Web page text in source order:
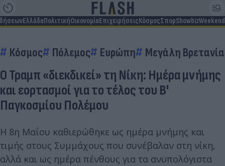
ΕλλάδαΠολιτικήΟικονομίαΕπιχειρήσειςΚόσμοςΣπορShowbizWeekend
Κόσμος Πόλεμος Ευρώπη Μεγάλη Βρετανία
Ο Τραμπ «διεκδικεί» τη Νίκη: Ημέρα μνήμης
και εορτασμοί για το τέλος του Β'
Παγκοσμίου Πολέμου
Η 8η Μαΐου καθιερώθηκε ως ημέρα μνήμης και
τιμής στους Συμμάχους που συνέβαλαν στη νίκη,
αλλά και ως ημέρα πένθους για τα ανυπολόγιστα